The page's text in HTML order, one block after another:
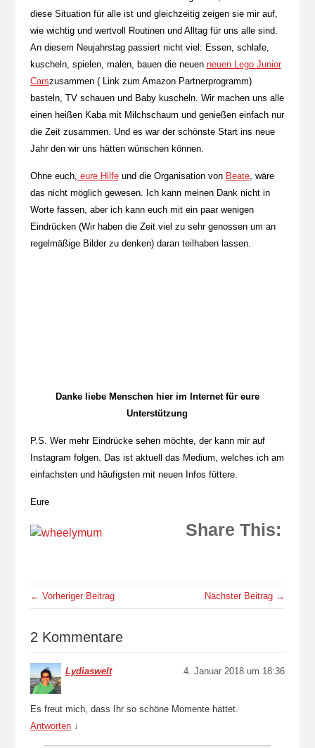
diese Situation für alle ist und gleichzeitig zeigen sie mir auf,
wie wichtig und wertvoll Routinen und Alltag für uns alle sind.
An diesem Neujahrstag passiert nicht viel: Essen, schlafe,
kuscheln, spielen, malen, bauen die neuen neuen Lego Junior
Carszusammen ( Link zum Amazon Partnerprogramm)
basteln, TV schauen und Baby kuscheln. Wir machen uns alle
einen heißen Kaba mit Milchschaum und genießen einfach nur
die Zeit zusammen. Und es war der schönste Start ins neue
Jahr den wir uns hätten wünschen können.
Ohne euch, eure Hilfeund die Organisation von Beate, wäre
das nicht möglich gewesen. Ich kann meinen Dank nicht in
Worte fassen, aber ich kann euch mit ein paar wenigen
Eindrücken (Wir haben die Zeit viel zu sehr genossen um an
regelmäßige Bilder zu denken) daran teilhaben lassen.
Danke liebe Menschen hier im Internet für eure
Unterstützung
P.S. Wer mehr Eindrücke sehen möchte, der kann mir auf
Instagram folgen. Das ist aktuell das Medium, welches ich am
einfachsten und häufigsten mit neuen Infos füttere.
Eure
Share This:
← Vorheriger Beitrag Nächster Beitrag →
2 Kommentare
Lydiaswelt 4. Januar 2018 um 18:36
Es freut mich, dass Ihr so schöne Momente hattet.
Antworten ↓